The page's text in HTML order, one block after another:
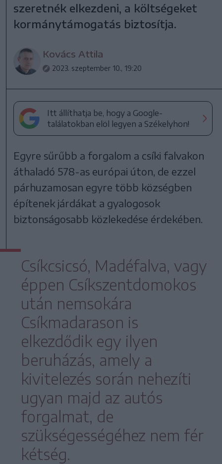
szeretnék elkezdeni, a költségeket
kormánytámogatás biztosítja.
Kovács Attila
2023. szeptember 10., 19:20
Itt állíthatja be, hogy a Google-
találatokban elöl legyen a Székelyhon!
Egyre sűrűbb a forgalom a csíki falvakon
áthaladó 578-as európai úton, de ezzel
párhuzamosan egyre több községben
építenek járdákat a gyalogosok
biztonságosabb közlekedése érdekében.
Csíkcsicsó, Madéfalva, vagy
éppen Csíkszentdomokos
után nemsokára
Csíkmadarason is
elkezdődik egy ilyen
beruházás, amely a
kivitelezés során nehezíti
ugyan majd az autós
forgalmat, de
szükségességéhez nem fér
kétség.